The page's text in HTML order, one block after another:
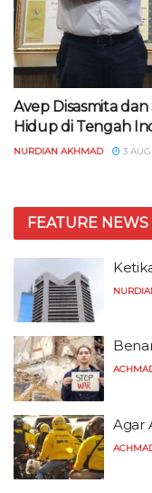
Avep Disasmita
Hidup di Tengah
NURDIAN AKHMAD 3
FEATURE NEWS
Agar